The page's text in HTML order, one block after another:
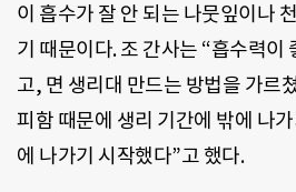
이 흡수가 잘 안 되는 나뭇잎이나
기 때문이다. 조 간사는 “흡수력이
고, 면 생리대 만드는 방법을 가르
피함 때문에 생리 기간에 밖에 나
에 나가기 시작했다”고 했다.